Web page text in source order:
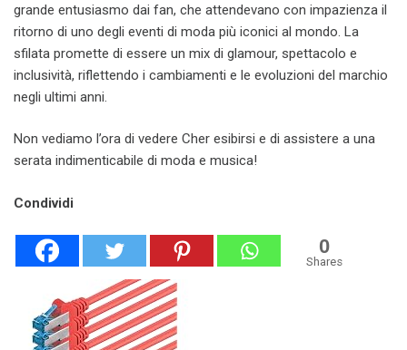
grande entusiasmo dai fan, che attendevano con impazienza il
ritorno di uno degli eventi di moda più iconici al mondo. La
sfilata promette di essere un mix di glamour, spettacolo e
inclusività, riflettendo i cambiamenti e le evoluzioni del marchio
negli ultimi anni.
Non vediamo l’ora di vedere Cher esibirsi e di assistere a una
serata indimenticabile di moda e musica!
Condividi
0
Shares